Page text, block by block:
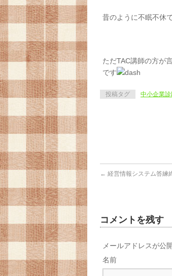
昔のように不眠不休
ただTAC講師の方が
です
投稿タグ 中小企業
← 経営情報システム答練
コメントを残す
メールアドレスが公
名前